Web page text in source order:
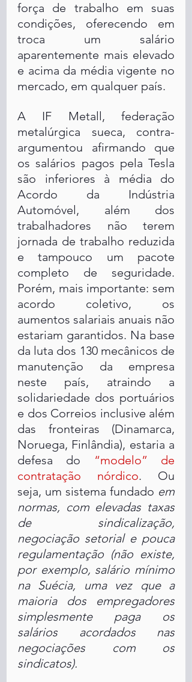
força de trabalho em suas
condições, oferecendo em
troca um salário
aparentemente mais elevado
e acima da média vigente no
mercado, em qualquer país.
A IF Metall, federação
metalúrgica sueca, contra-
argumentou afirmando que
os salários pagos pela Tesla
são inferiores à média do
Acordo da Indústria
Automóvel, além dos
trabalhadores não terem
jornada de trabalho reduzida
e tampouco um pacote
completo de seguridade.
Porém, mais importante: sem
acordo coletivo, os
aumentos salariais anuais não
estariam garantidos. Na base
da luta dos 130 mecânicos de
manutenção da empresa
neste país, atraindo a
solidariedade dos portuários
e dos Correios inclusive além
das fronteiras (Dinamarca,
Noruega, Finlândia), estaria a
defesa do
“modelo” de
contratação nórdico. Ou
seja, um sistema fundado em
normas, com elevadas taxas
de sindicalização,
negociação setorial e pouca
regulamentação (não existe,
por exemplo, salário mínimo
na Suécia, uma vez que a
maioria dos empregadores
simplesmente paga os
salários acordados nas
negociações com os
sindicatos).